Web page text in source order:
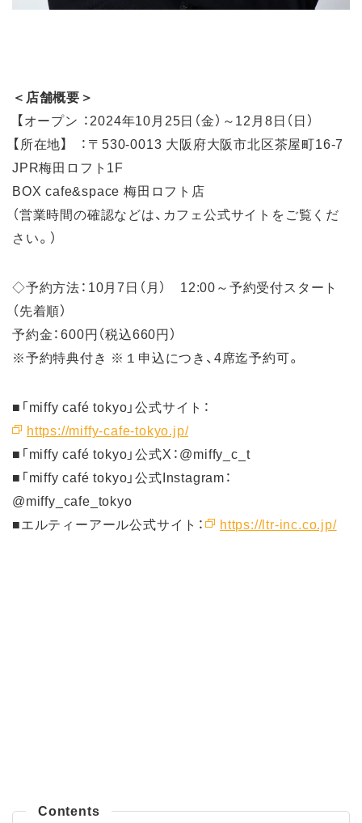
＜店舗概要＞
【オープン ：2024年10月25日（金）～12月8日（日）
【所在地】 ：〒530-0013 大阪府大阪市北区茶屋町16-7
JPR梅田ロフト1F
BOX cafe&space 梅田ロフト店
（営業時間の確認などは、カフェ公式サイトをご覧くだ
さい。）
◇予約方法：10月7日（月） 12:00～予約受付スタート
（先着順）
予約金：600円（税込660円）
※予約特典付き ※１申込につき、4席迄予約可。
■「miffy café tokyo」公式サイト：
https://miffy-cafe-tokyo.jp/
■「miffy café tokyo」公式X：@miffy_c_t
■「miffy café tokyo」公式Instagram：
@miffy_cafe_tokyo
■エルティーアール公式サイト：
https://ltr-inc.co.jp/
Contents